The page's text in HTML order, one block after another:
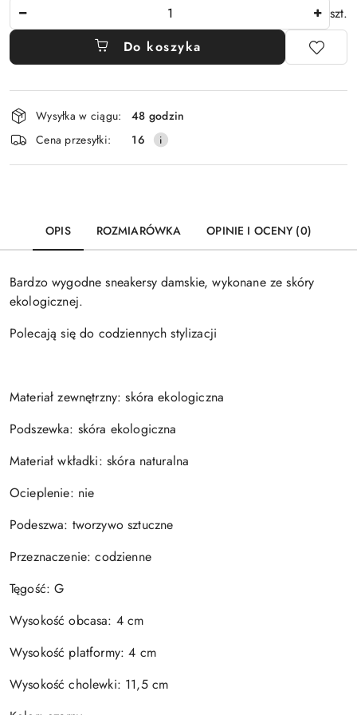
szt.
Do koszyka
Dostępność
i
dostawa
Wysyłka w ciągu:
48 godzin
Cena przesyłki:
16
OPIS ROZMIARÓWKA OPINIE I OCENY (0)
Bardzo wygodne sneakersy damskie, wykonane ze skóry
ekologicznej.
Polecają się do codziennych stylizacji
Materiał zewnętrzny: skóra ekologiczna
Podszewka: skóra ekologiczna
Materiał wkładki: skóra naturalna
Ocieplenie: nie
Podeszwa: tworzywo sztuczne
Przeznaczenie: codzienne
Tęgość: G
Wysokość obcasa: 4 cm
Wysokość platformy: 4 cm
Wysokość cholewki: 11,5 cm